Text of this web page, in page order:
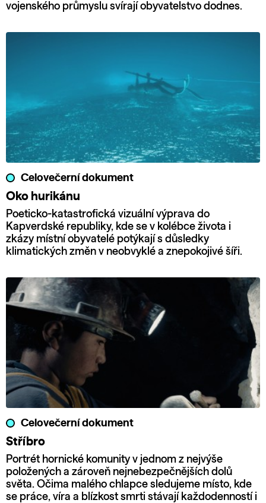
vojenského průmyslu svírají obyvatelstvo dodnes.
Celovečerní dokument
Oko hurikánu
Poeticko-katastrofická vizuální výprava do
Kapverdské republiky, kde se v kolébce života i
zkázy místní obyvatelé potýkají s důsledky
klimatických změn v neobvyklé a znepokojivé šíři.
Celovečerní dokument
Stříbro
Portrét hornické komunity v jednom z nejvýše
položených a zároveň nejnebezpečnějších dolů
světa. Očima malého chlapce sledujeme místo, kde
se práce, víra a blízkost smrti stávají každodenností i